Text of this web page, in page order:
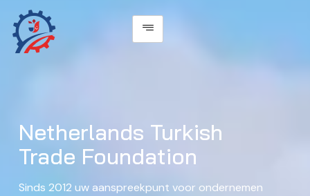
Netherlands Turkish
Trade Foundation
Sinds 2012 uw aanspreekpunt voor ondernemen